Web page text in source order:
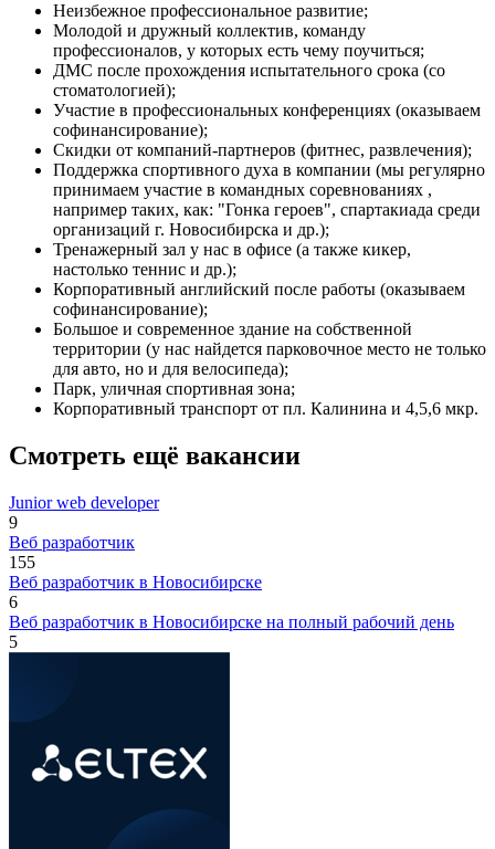
Неизбежное профессиональное развитие;
Молодой и дружный коллектив, команду
профессионалов, у которых есть чему поучиться;
ДМС после прохождения испытательного срока (со
стоматологией);
Участие в профессиональных конференциях (оказываем
софинансирование);
Скидки от компаний-партнеров (фитнес, развлечения);
Поддержка спортивного духа в компании (мы регулярно
принимаем участие в командных соревнованиях ,
например таких, как: "Гонка героев", спартакиада среди
организаций г. Новосибирска и др.);
Тренажерный зал у нас в офисе (а также кикер,
настолько теннис и др.);
Корпоративный английский после работы (оказываем
софинансирование);
Большое и современное здание на собственной
территории (у нас найдется парковочное место не только
для авто, но и для велосипеда);
Парк, уличная спортивная зона;
Корпоративный транспорт от пл. Калинина и 4,5,6 мкр.
Смотреть ещё вакансии
Junior web developer
9
Веб разработчик
155
Веб разработчик в Новосибирске
6
Веб разработчик в Новосибирске на полный рабочий день
5